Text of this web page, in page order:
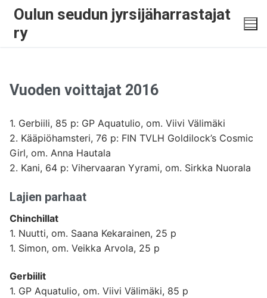
Oulun seudun jyrsijäharrastajat
ry
Vuoden voittajat 2016
1. Gerbiili, 85 p: GP Aquatulio, om. Viivi Välimäki
2. Kääpiöhamsteri, 76 p: FIN TVLH Goldilock’s Cosmic
Girl, om. Anna Hautala
2. Kani, 64 p: Vihervaaran Yyrami, om. Sirkka Nuorala
Lajien parhaat
Chinchillat
1. Nuutti, om. Saana Kekarainen, 25 p
1. Simon, om. Veikka Arvola, 25 p
Gerbiilit
1. GP Aquatulio, om. Viivi Välimäki, 85 p